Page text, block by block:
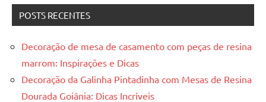
POSTS RECENTES
Decoração de mesa de casamento com peças de resina
marrom: Inspirações e Dicas
Decoração da Galinha Pintadinha com Mesas de Resina
Dourada Goiânia: Dicas Incríveis